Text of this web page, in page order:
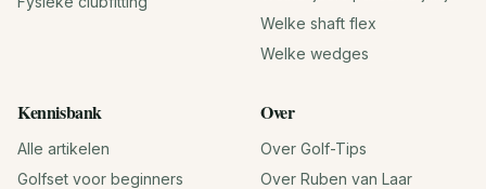
Welke shaft flex
Welke wedges
Kennisbank
Alle artikelen
Golfset voor beginners
Over
Over Golf-Tips
Over Ruben van Laar